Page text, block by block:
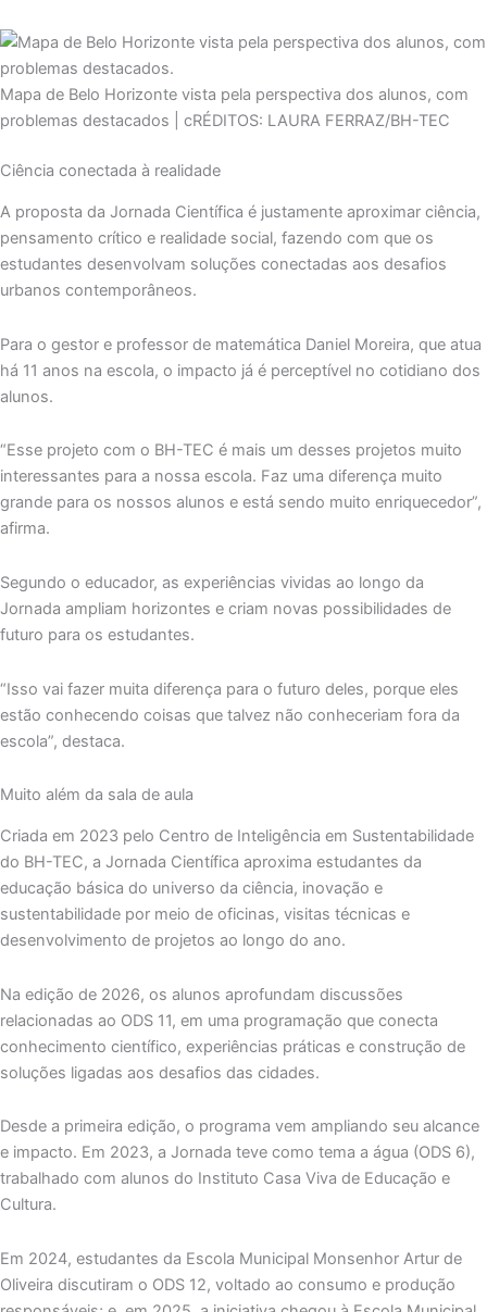
Mapa de Belo Horizonte vista pela perspectiva dos alunos, com
problemas destacados | cRÉDITOS: LAURA FERRAZ/BH-TEC
Ciência conectada à realidade
A proposta da Jornada Científica é justamente aproximar ciência,
pensamento crítico e realidade social, fazendo com que os
estudantes desenvolvam soluções conectadas aos desafios
urbanos contemporâneos.
Para o gestor e professor de matemática Daniel Moreira, que atua
há 11 anos na escola, o impacto já é perceptível no cotidiano dos
alunos.
“Esse projeto com o BH-TEC é mais um desses projetos muito
interessantes para a nossa escola. Faz uma diferença muito
grande para os nossos alunos e está sendo muito enriquecedor”,
afirma.
Segundo o educador, as experiências vividas ao longo da
Jornada ampliam horizontes e criam novas possibilidades de
futuro para os estudantes.
“Isso vai fazer muita diferença para o futuro deles, porque eles
estão conhecendo coisas que talvez não conheceriam fora da
escola”, destaca.
Muito além da sala de aula
Criada em 2023 pelo Centro de Inteligência em Sustentabilidade
do BH-TEC, a Jornada Científica aproxima estudantes da
educação básica do universo da ciência, inovação e
sustentabilidade por meio de oficinas, visitas técnicas e
desenvolvimento de projetos ao longo do ano.
Na edição de 2026, os alunos aprofundam discussões
relacionadas ao ODS 11, em uma programação que conecta
conhecimento científico, experiências práticas e construção de
soluções ligadas aos desafios das cidades.
Desde a primeira edição, o programa vem ampliando seu alcance
e impacto. Em 2023, a Jornada teve como tema a água (ODS 6),
trabalhado com alunos do Instituto Casa Viva de Educação e
Cultura.
Em 2024, estudantes da Escola Municipal Monsenhor Artur de
Oliveira discutiram o ODS 12, voltado ao consumo e produção